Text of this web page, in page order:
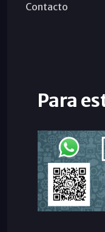
Contacto
Para